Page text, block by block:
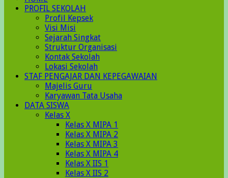
PROFIL SEKOLAH
Profil Kepsek
Visi Misi
Sejarah Singkat
Struktur Organisasi
Kontak Sekolah
Lokasi Sekolah
STAF PENGAJAR DAN KEPEGAWAIAN
Majelis Guru
Karyawan Tata Usaha
DATA SISWA
Kelas X
Kelas X MIPA 1
Kelas X MIPA 2
Kelas X MIPA 3
Kelas X MIPA 4
Kelas X IIS 1
Kelas X IIS 2